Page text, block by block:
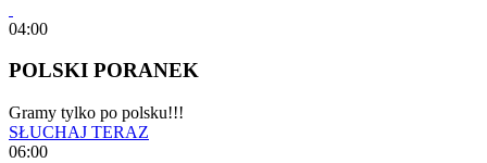
04:00
POLSKI PORANEK
Gramy tylko po polsku!!!
SŁUCHAJ TERAZ
06:00